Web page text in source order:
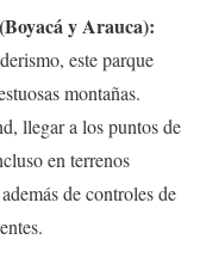
y Arauca):
este parque
montañas.
llegar a los puntos de
en terrenos
de controles de